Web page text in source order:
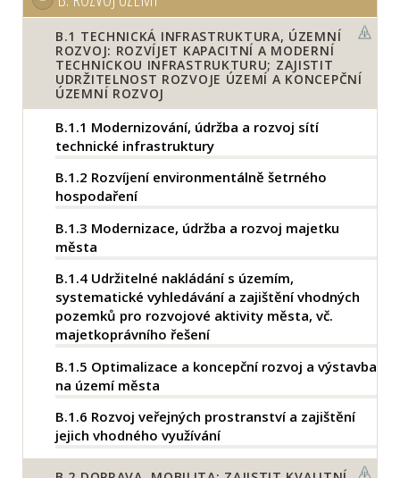
B.1 TECHNICKÁ INFRASTRUKTURA, ÚZEMNÍ
ROZVOJ: ROZVÍJET KAPACITNÍ A MODERNÍ
TECHNICKOU INFRASTRUKTURU; ZAJISTIT
UDRŽITELNOST ROZVOJE ÚZEMÍ A KONCEPČNÍ
ÚZEMNÍ ROZVOJ
B.1.1 Modernizování, údržba a rozvoj sítí
technické infrastruktury
B.1.2 Rozvíjení environmentálně šetrného
hospodaření
B.1.3 Modernizace, údržba a rozvoj majetku
města
B.1.4 Udržitelné nakládání s územím,
systematické vyhledávání a zajištění vhodných
pozemků pro rozvojové aktivity města, vč.
majetkoprávního řešení
B.1.5 Optimalizace a koncepční rozvoj a výstavba
na území města
B.1.6 Rozvoj veřejných prostranství a zajištění
jejich vhodného využívání